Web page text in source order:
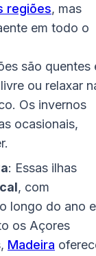
regiões, mas
em todo o
são quentes
ou relaxar
Os invernos
ocasionais,
: Essas ilhas
, com
longo do ano e
os Açores
Madeira